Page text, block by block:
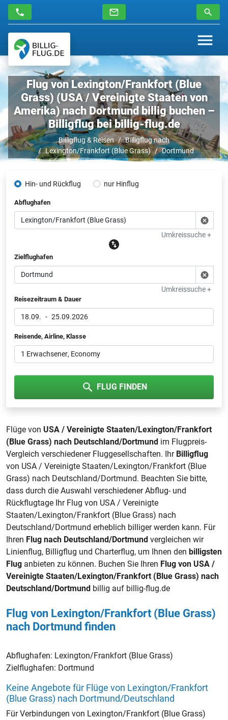
Flug von Lexington/Frankfort (Blue
Grass) (USA / Vereinigte Staaten von
Amerika) nach Dortmund billig buchen –
Billigflug bei billig-flug.de
Billigflug & Reisen
Billigflug nach
Lexington/Frankfort (Blue Grass)
Dortmund
Hin- und Rückflug nur Hinflug
Abflughafen
Umkreissuche +
Zielflughafen
Umkreissuche +
Reisezeitraum & Dauer
18.09. - 25.09.2026
Reisende, Airline, Klasse
1 Erwachsener, Economy
FLUG FINDEN
Flüge von USA / Vereinigte Staaten/Lexington/Frankfort
(Blue Grass) nach Deutschland/Dortmund im Flugpreis-
Vergleich verschiedener Fluggesellschaften. Ihr Billigflug
von USA / Vereinigte Staaten/Lexington/Frankfort (Blue
Grass) nach Deutschland/Dortmund. Beachten Sie bitte,
dass durch die Auswahl verschiedener Abflug- und
Rückflugtage Ihr Flug von USA / Vereinigte
Staaten/Lexington/Frankfort (Blue Grass) nach
Deutschland/Dortmund erheblich billiger werden kann. Für
Ihren Flug nach Deutschland/Dortmund vergleichen wir
Linienflug, Billigflug und Charterflug, um Ihnen den billigsten
Flug anbieten zu können. Buchen Sie Ihren Flug von USA /
Vereinigte Staaten/Lexington/Frankfort (Blue Grass) nach
Deutschland/Dortmund billig auf billig-flug.de
Flug von Lexington/Frankfort (Blue Grass)
nach Dortmund finden
Abflughafen: Lexington/Frankfort (Blue Grass)
Zielflughafen: Dortmund
Keine Angebote für Flüge von Lexington/Frankfort
(Blue Grass) nach Dortmund/Deutschland
Für Verbindungen von Lexington/Frankfort (Blue Grass)